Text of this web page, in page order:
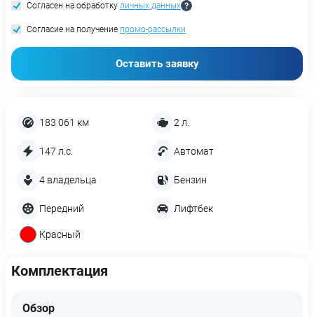
183 061 км 2 л.
147 л.с. Автомат
4 владельца Бензин
Передний Лифтбек
Красный
Комплектация
Обзор
Согласен на обработку личных данных
Согласие на получение промо-рассылки
Оставить заявку